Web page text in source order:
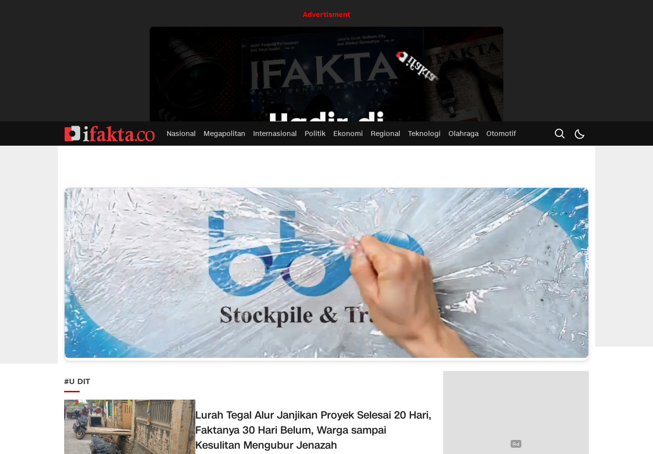
Advertisment
Nasional Megapolitan Internasional Politik Ekonomi Regional Teknologi Olahraga Otomotif
#U DIT
Lurah Tegal Alur Janjikan Proyek Selesai 20 Hari,
Faktanya 30 Hari Belum, Warga sampai
Kesulitan Mengubur Jenazah